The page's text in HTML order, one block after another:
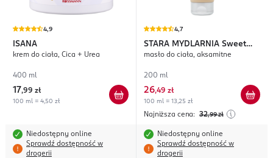
4,9
ISANA
krem do ciała, Cica + Urea
400 ml
17,99 zł
100 ml = 4,50 zł
Niedostępny online
Sprawdź dostępność w
drogerii
4,7
STARA MYDLARNIA Sweet
Mango
masło do ciała, aksamitne
200 ml
26,49 zł
100 ml = 13,25 zł
Najniższa cena: 32,99 zł
Niedostępny online
Sprawdź dostępność w
drogerii